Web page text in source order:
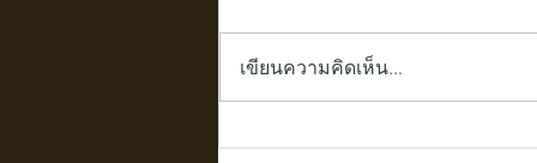
ไอเดียตกแต่งบ้านด้วย "กล่อง
เขียนความคิดเห็น…